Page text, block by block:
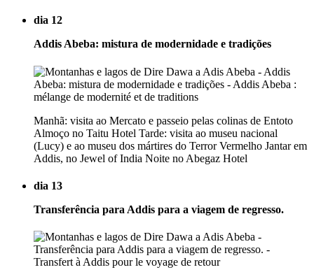
dia 12
Addis Abeba: mistura de modernidade e tradições
Manhã: visita ao Mercato e passeio pelas colinas de Entoto
Almoço no Taitu Hotel Tarde: visita ao museu nacional
(Lucy) e ao museu dos mártires do Terror Vermelho Jantar em
Addis, no Jewel of India Noite no Abegaz Hotel
dia 13
Transferência para Addis para a viagem de regresso.